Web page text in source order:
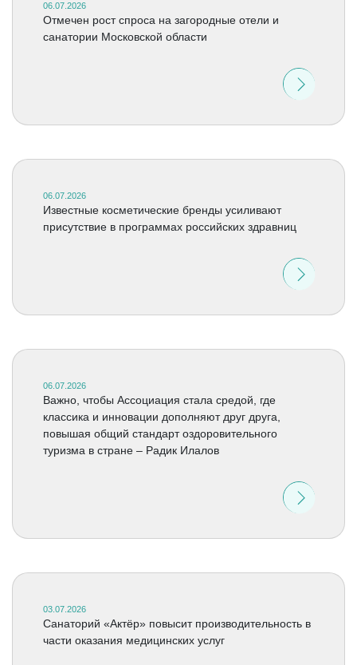
06.07.2026
Отмечен рост спроса на загородные отели и
санатории Московской области
06.07.2026
Известные косметические бренды усиливают
присутствие в программах российских здравниц
06.07.2026
Важно, чтобы Ассоциация стала средой, где
классика и инновации дополняют друг друга,
повышая общий стандарт оздоровительного
туризма в стране – Радик Илалов
03.07.2026
Санаторий «Актёр» повысит производительность в
части оказания медицинских услуг